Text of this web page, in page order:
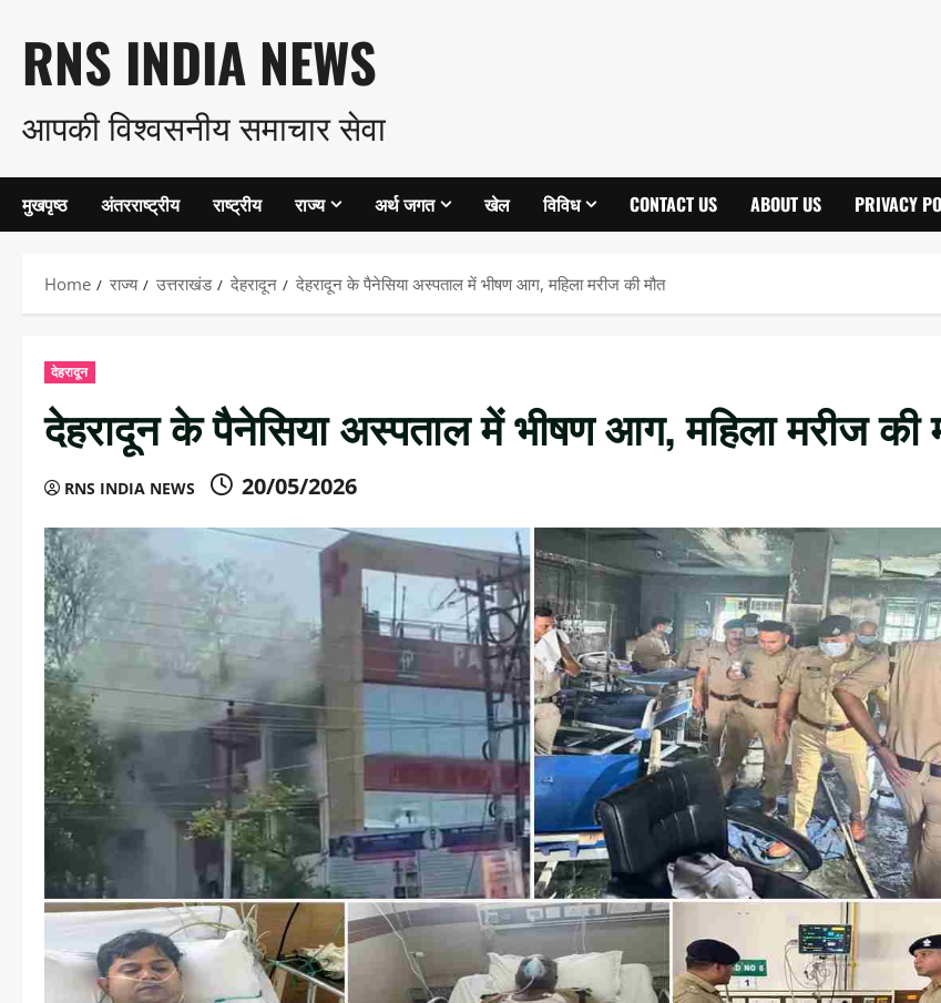
to
content
RNS INDIA NEWS
आपकी विश्वसनीय समाचार सेवा
मुखपृष्ठ अंतरराष्ट्रीय राष्ट्रीय राज्य अर्थ जगत खेल विविध CONTACT US ABOUT US PRIVACY
Home राज्य उत्तराखंड देहरादून देहरादून के पैनेसिया अस्पताल में भीषण आग, महिला मरीज की मौत
देहरादून
देहरादून के पैनेसिया अस्पताल में भीषण आग, महिला मरीज की
RNS INDIA NEWS 20/05/2026